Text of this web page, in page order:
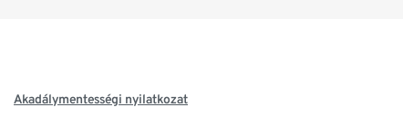
Akadálymentességi nyilatkozat